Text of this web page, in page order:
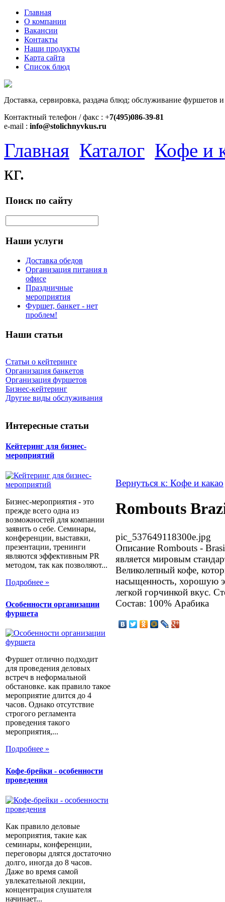
Главная
О компании
Вакансии
Контакты
Наши продукты
Карта сайта
Список блюд
Доставка, сервировка, раздача блюд; обслуживание фуршетов
Контактный телефон / факс : +7(495)086-39-81
e-mail : info@stolichnyvkus.ru
Главная Каталог Кофе и
кг.
Поиск по сайту
Наши услуги
Доставка обедов
Организация питания в
офисе
Праздничные
мероприятия
Фуршет, банкет - нет
проблем!
Наши статьи
Статьи о кейтеринге
Организация банкетов
Организация фуршетов
Бизнес-кейтеринг
Другие виды обслуживания
Интересные статьи
Кейтеринг для бизнес-
мероприятий
Бизнес-мероприятия - это
прежде всего одна из
возможностей для компании
заявить о себе. Семинары,
конференции, выставки,
презентации, тренинги
являются эффективным PR
методом, так как позволяют...
Подробнее »
Особенности организации
фуршета
Фуршет отлично подходит
для проведения деловых
встреч в неформальной
обстановке. как правило такое
мероприятие длится до 4
часов. Однако отсутствие
строгого регламента
проведения такого
мероприятия,...
Подробнее »
Кофе-брейки - особенности
проведения
Как правило деловые
мероприятия, такие как
семинары, конференции,
переговоры длятся достаточно
долго, иногда до 8 часов.
Даже во время самой
увлекательной лекции,
концентрация слушателя
начинает...
Вернуться к: Кофе и какао
Rombouts
pic_537649118300e.jpg
Описание Rombouts -
является мировым
Великолепный кофе,
насыщенность, хорошую
легкой горчинкой вкус.
Состав: 100% Арабика